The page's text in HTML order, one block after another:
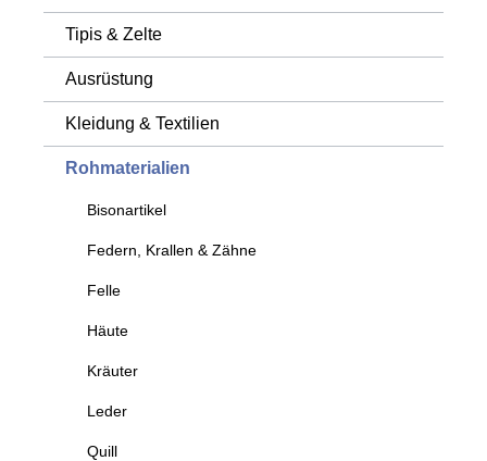
Tipis & Zelte
Ausrüstung
Kleidung & Textilien
Rohmaterialien
Bisonartikel
Federn, Krallen & Zähne
Felle
Häute
Kräuter
Leder
Quill